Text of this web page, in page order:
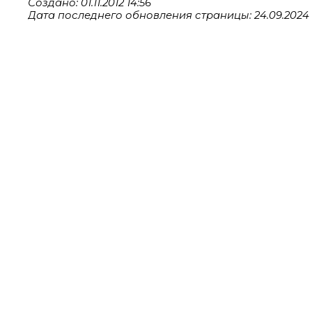
Дата последнего обновления страницы: 24.09.2024